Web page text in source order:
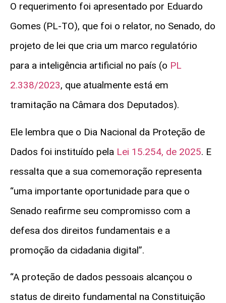
O requerimento foi apresentado por Eduardo
Gomes (PL-TO), que foi o relator, no Senado, do
projeto de lei que cria um marco regulatório
para a inteligência artificial no país (o PL
2.338/2023, que atualmente está em
tramitação na Câmara dos Deputados).
Ele lembra que o Dia Nacional da Proteção de
Dados foi instituído pela Lei 15.254, de 2025. E
ressalta que a sua comemoração representa
“uma importante oportunidade para que o
Senado reafirme seu compromisso com a
defesa dos direitos fundamentais e a
promoção da cidadania digital”.
“A proteção de dados pessoais alcançou o
status de direito fundamental na Constituição